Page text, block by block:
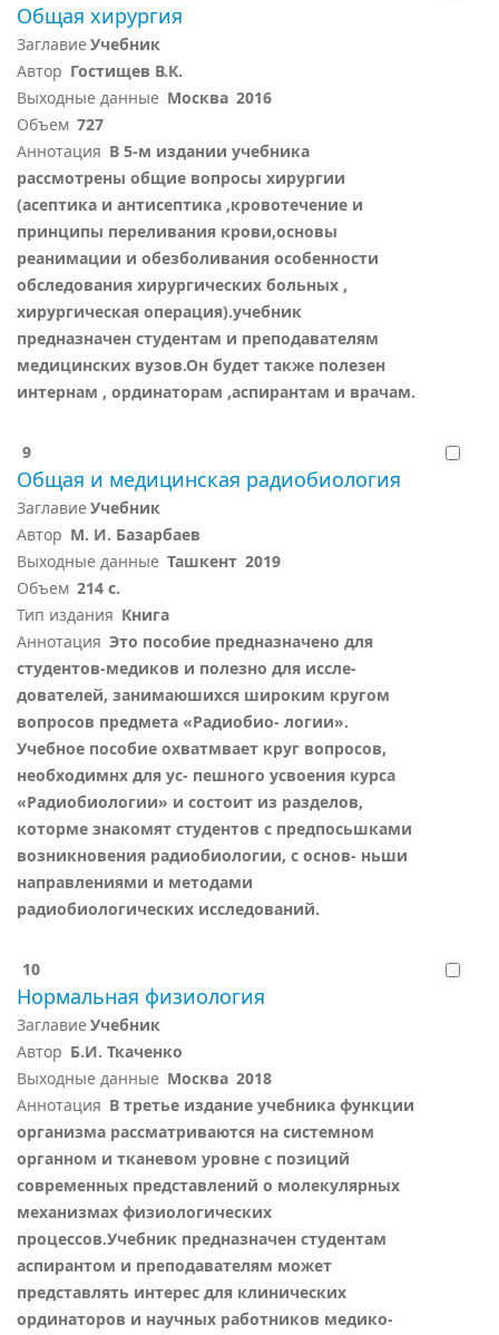
Общая хирургия
ЗаглавиеУчебник
Автор Гостищев В.К.
Выходные данные Москва 2016
Объем 727
Аннотация В 5-м издании учебника
рассмотрены общие вопросы хирургии
(асептика и антисептика ,кровотечение и
принципы переливания крови,основы
реанимации и обезболивания особенности
обследования хирургических больных ,
хирургическая операция).учебник
предназначен студентам и преподавателям
медицинских вузов.Он будет также полезен
интернам , ординаторам ,аспирантам и врачам.
9
Общая и медицинская радиобиология
ЗаглавиеУчебник
Автор М. И. Базарбаев
Выходные данные Ташкент 2019
Объем 214 с.
Тип издания Книга
Аннотация Это пособие предназначено для
студентов-медиков и полезно для иссле-
дователей, занимаюшихся широким кругом
вопросов предмета «Радиобио- логии».
Учебное пособие охватмвает круг вопросов,
необходимнх для ус- пешного усвоения курса
«Радиобиологии» и состоит из разделов,
которме знакомят студентов с предпосьшками
возникновения радиобиологии, с основ- ньши
направлениями и методами
радиобиологических исследований.
10
Нормальная физиология
ЗаглавиеУчебник
Автор Б.И. Ткаченко
Выходные данные Москва 2018
Аннотация В третье издание учебника функции
организма рассматриваются на системном
органном и тканевом уровне с позиций
современных представлений о молекулярных
механизмах физиологических
процессов.Учебник предназначен студентам
аспирантом и преподавателям может
представлять интерес для клинических
ординаторов и научных работников медико-